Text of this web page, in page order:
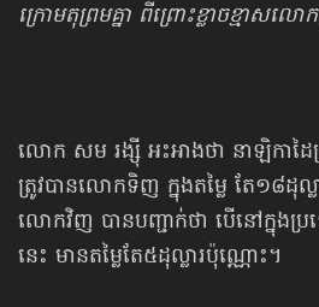
ក្រោមតុព្រមគ្នា ពីព្រោះខ្លាចខ្មាសលោក
លោក សម រង្ស៊ី អះអាងថា នាឡិកាដៃ
ត្រូវបានលោកទិញ ក្នុងតម្លៃ តែ១៨ដុ
លោកវិញ បានបញ្ជាក់ថា បើនៅក្នុងប្រ
នេះ មានតម្លៃតែ៥ដុល្លារប៉ុណ្ណោះ។